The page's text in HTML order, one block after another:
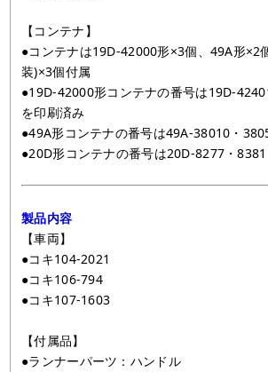
【コンテナ】
●コンテナは19D-42000形×3個、49A形×2
装)×3個付属
●19D-42000形コンテナの番号は19D-
を印刷済み
●49A形コンテナの番号は49A-38010・
●20D形コンテナの番号は20D-8277・
製品内容
【車両】
●コキ104-2021
●コキ106-794
●コキ107-1603
【付属品】
●ランナーパーツ：ハンドル